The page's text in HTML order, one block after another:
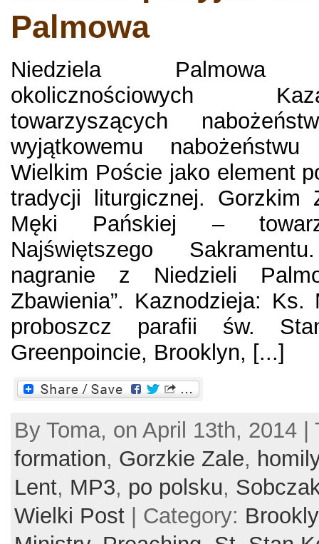
Palmowa
Niedziela
okolicznościowych
towarzyszących
wyjątkowemu
Wielkim Poście jako element
tradycji liturgicznej. Gorzkim
Męki Pańskiej –
Najświętszego
nagranie z Niedzieli
Zbawienia”. Kaznodzieja:
proboszcz parafii św.
Greenpoincie, Brooklyn, [...]
By Toma, on April 13th, 2014
formation, Gorzkie Zale, homily
Lent, MP3, po polsku,
Wielki Post | Category: